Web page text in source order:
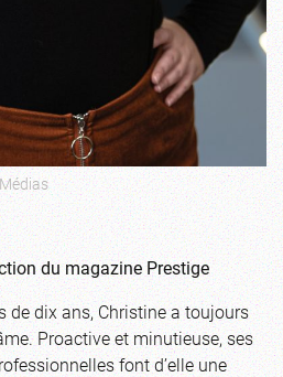
du magazine Prestige
de dix ans, Christine a toujours
Proactive et minutieuse, ses
font d’elle une